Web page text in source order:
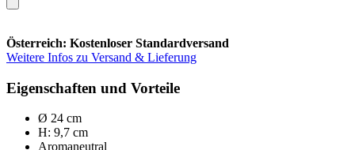
Österreich: Kostenloser Standardversand
Weitere Infos zu Versand & Lieferung
Eigenschaften und Vorteile
Ø 24 cm
H: 9,7 cm
Aromaneutral